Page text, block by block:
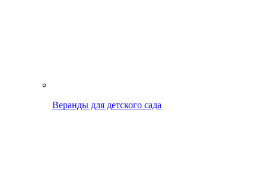
Веранды для детского сада